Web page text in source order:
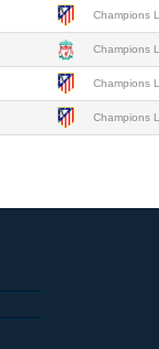
Champions
Champions
Champions
Champions